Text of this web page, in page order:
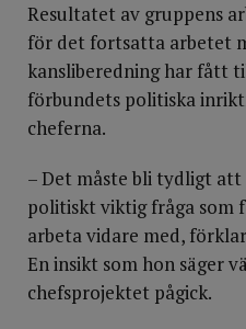
Resultatet av gruppens
för det fortsatta arbetet
kansliberedning har fått
förbundets politiska
cheferna.
– Det måste bli tydligt att
politiskt viktig fråga som
arbeta vidare med,
En insikt som hon säger
chefsprojektet pågick.